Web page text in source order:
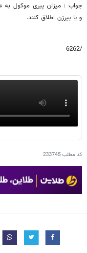
جواب : میزان پیرى موکول
و یا پیرزن اطلاق کنند.
/6262
کد مطلب233745